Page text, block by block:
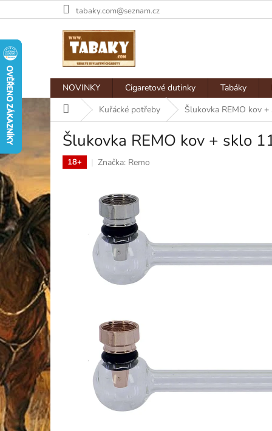
na
tabaky.com@seznam.cz
NOVINKY Cigaretové dutinky Tabáky
Domů Kuřácké potřeby Šlukovka REMO kov
Šlukovka REMO kov + sklo
18+ Značka: Remo